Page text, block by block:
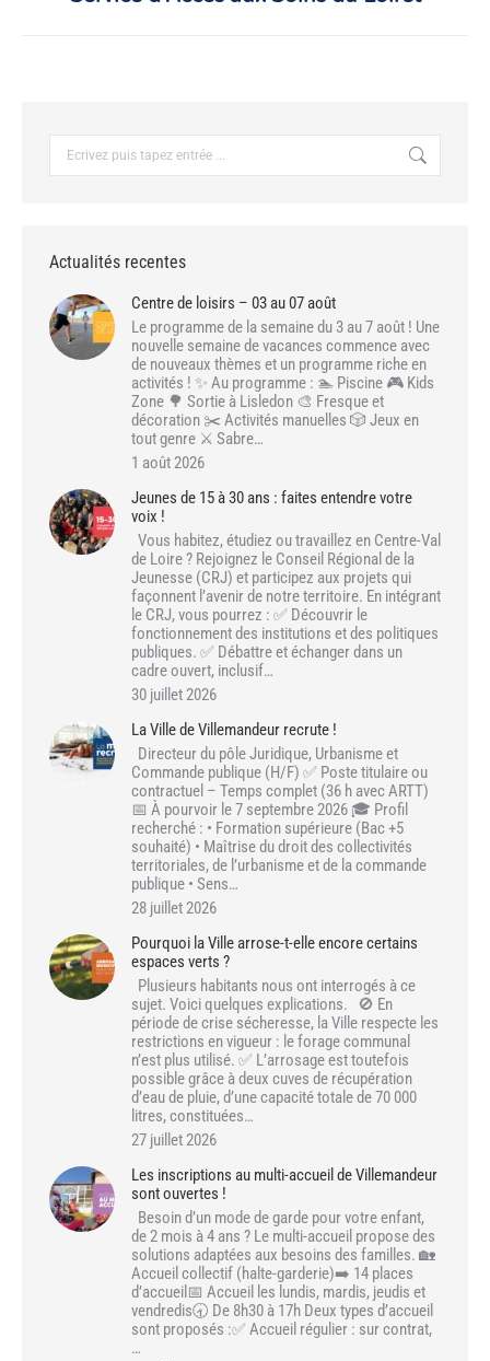
Actualités recentes
Centre de loisirs – 03 au 07 août
Le programme de la semaine du 3 au 7 août ! Une
nouvelle semaine de vacances commence avec
de nouveaux thèmes et un programme riche en
activités ! ✨ Au programme : 🏊 Piscine 🎮 Kids
Zone 🌳 Sortie à Lisledon 🎨 Fresque et
décoration ✂️ Activités manuelles 🎲 Jeux en
tout genre ⚔️ Sabre…
1 août 2026
Jeunes de 15 à 30 ans : faites entendre votre
voix !
Vous habitez, étudiez ou travaillez en Centre-Val
de Loire ? Rejoignez le Conseil Régional de la
Jeunesse (CRJ) et participez aux projets qui
façonnent l’avenir de notre territoire. En intégrant
le CRJ, vous pourrez : ✅ Découvrir le
fonctionnement des institutions et des politiques
publiques. ✅ Débattre et échanger dans un
cadre ouvert, inclusif…
30 juillet 2026
La Ville de Villemandeur recrute !
Directeur du pôle Juridique, Urbanisme et
Commande publique (H/F) ✅ Poste titulaire ou
contractuel – Temps complet (36 h avec ARTT)
📅 À pourvoir le 7 septembre 2026 🎓 Profil
recherché : • Formation supérieure (Bac +5
souhaité) • Maîtrise du droit des collectivités
territoriales, de l’urbanisme et de la commande
publique • Sens…
28 juillet 2026
Pourquoi la Ville arrose-t-elle encore certains
espaces verts ?
Plusieurs habitants nous ont interrogés à ce
sujet. Voici quelques explications. 🚫 En
période de crise sécheresse, la Ville respecte les
restrictions en vigueur : le forage communal
n’est plus utilisé. ✅ L’arrosage est toutefois
possible grâce à deux cuves de récupération
d’eau de pluie, d’une capacité totale de 70 000
litres, constituées…
27 juillet 2026
Les inscriptions au multi-accueil de Villemandeur
sont ouvertes !
Besoin d’un mode de garde pour votre enfant,
de 2 mois à 4 ans ? Le multi-accueil propose des
solutions adaptées aux besoins des familles. 🏡
Accueil collectif (halte-garderie)➡️ 14 places
d’accueil📅 Accueil les lundis, mardis, jeudis et
vendredis🕣 De 8h30 à 17h Deux types d’accueil
sont proposés :✅ Accueil régulier : sur contrat,
…